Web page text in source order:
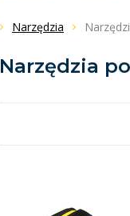
Narzędzia
Narzędzia